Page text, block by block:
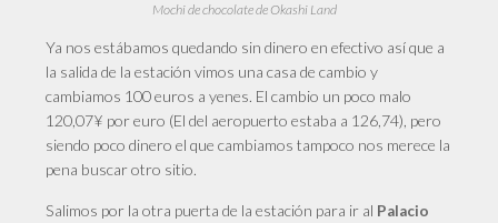
Mochi de chocolate de Okashi Land
Ya nos estábamos quedando sin dinero en efectivo así que a
la salida de la estación vimos una casa de cambio y
cambiamos 100 euros a yenes. El cambio un poco malo
120,07¥ por euro (El del aeropuerto estaba a 126,74), pero
siendo poco dinero el que cambiamos tampoco nos merece la
pena buscar otro sitio.
Salimos por la otra puerta de la estación para ir al Palacio